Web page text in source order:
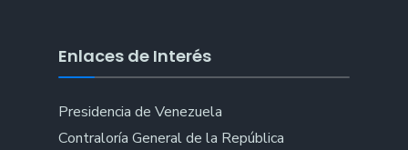
Enlaces de Interés
Presidencia de Venezuela
Contraloría General de la República